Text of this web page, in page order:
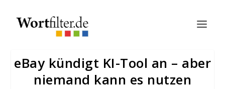
eBay kündigt KI-Tool an – aber
niemand kann es nutzen